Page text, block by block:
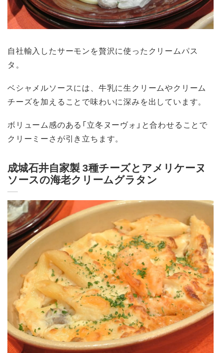
自社輸入したサーモンを贅沢に使ったクリームパス
タ。
ベシャメルソースには、牛乳に生クリームやクリーム
チーズを加えることで味わいに深みを出しています。
ボリューム感のある「立冬ヌーヴォ」と合わせることで
クリーミーさが引き立ちます。
成城石井自家製 3種チーズとアメリケーヌ
ソースの海老クリームグラタン